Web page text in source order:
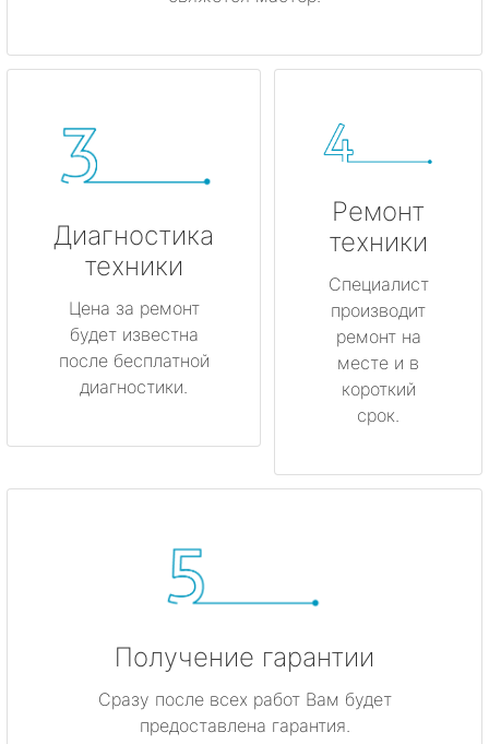
метро Домодедовская
метро Крылатское
метро Лубянка
метро Котельники
метро Коньково
метро Менделеевская
метро Красногвардейская
метро Мякинино
метро Кузьминки
метро Китай-город
метро Нагатинская
метро Каширская
Диагностика
техники
Цена за ремонт
будет известна
после бесплатной
диагностики.
Ремонт
техники
Специалист
производит
ремонт на
месте и в
короткий
срок.
Получение гарантии
Сразу после всех работ Вам будет
предоставлена гарантия.